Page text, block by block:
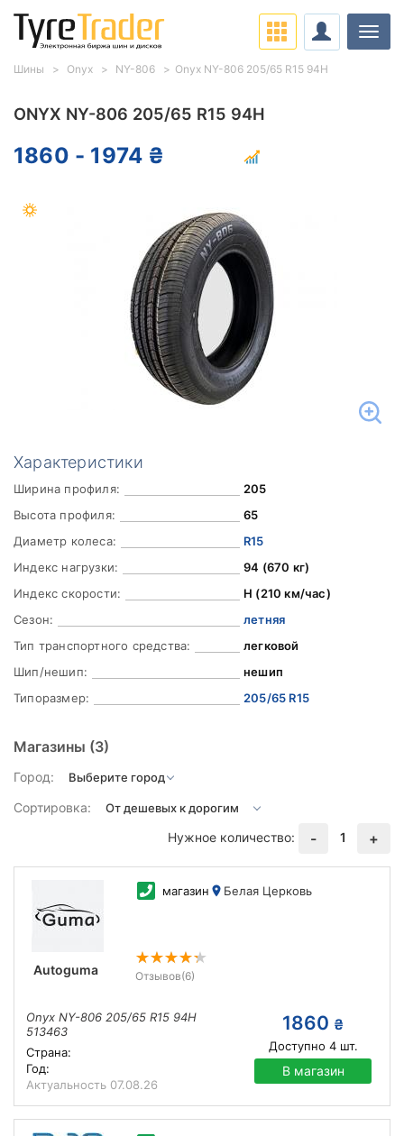
ONYX NY-806 205/65 R15 94H
1860 - 1974 ₴
Характеристики
Ширина профиля:
205
Высота профиля:
65
Диаметр колеса:
R15
Индекс нагрузки:
94 (670 кг)
Индекс скорости:
H (210 км/час)
Сезон:
летняя
Тип транспортного средства:
легковой
Шип/нешип:
нешип
Типоразмер:
205/65 R15
Магазины (3)
Город:
Сортировка:
Нужное количество:
- 1 +
Autoguma
магазин Белая Церковь
Отзывов(6)
Onyx NY-806 205/65 R15 94H
513463
Страна:
Год:
Актуальность 07.08.26
1860 ₴
Доступно 4шт.
В магазин
Шины Onyx NY-806 Onyx NY-806 205/65 R15 94H